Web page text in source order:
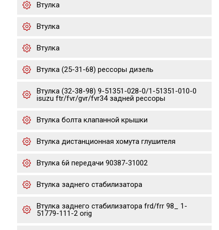
Втулка
Втулка
Втулка
Втулка (25-31-68) рессоры дизель
Втулка (32-38-98) 9-51351-028-0/1-51351-010-0
isuzu ftr/fvr/gvr/fvr34 задней рессоры
Втулка болта клапанной крышки
Втулка дистанционная хомута глушителя
Втулка 6й передачи 90387-31002
Втулка заднего стабилизатора
Втулка заднего стабилизатора frd/frr 98_ 1-
51779-111-2 orig